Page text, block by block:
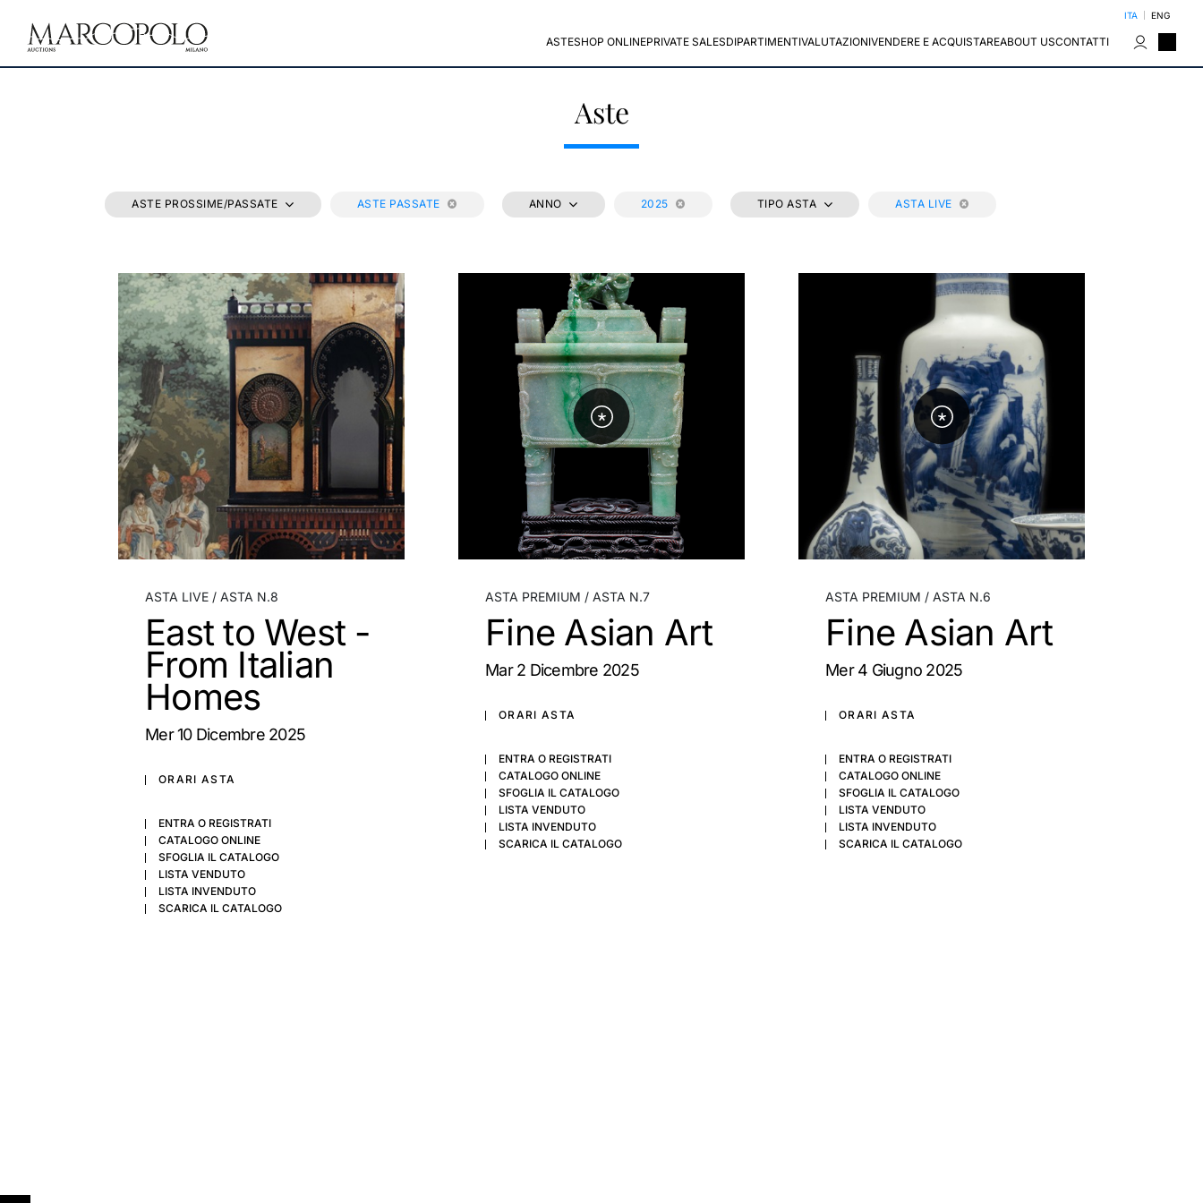
ITA ENG
ASTESHOP ONLINEPRIVATE SALESDIPARTIMENTIVALUTAZIONIVENDERE E ACQUISTAREABOUT USCONTATTI
Aste
ASTE PROSSIME/PASSATE ASTE PASSATE ANNO 2025 TIPO ASTA ASTA LIVE
ASTA LIVE ASTA N.8
East to West -
From Italian
Homes
mer10 Dicembre 2025
ORARI ASTA
ENTRA O REGISTRATI
CATALOGO ONLINE
SFOGLIA IL CATALOGO
LISTA VENDUTO
LISTA INVENDUTO
SCARICA IL CATALOGO
ASTA PREMIUM ASTA N.7
Fine Asian Art
mar2 Dicembre 2025
ORARI ASTA
ENTRA O REGISTRATI
CATALOGO ONLINE
SFOGLIA IL CATALOGO
LISTA VENDUTO
LISTA INVENDUTO
SCARICA IL CATALOGO
ASTA PREMIUM ASTA N.6
Fine Asian Art
mer4 Giugno 2025
ORARI ASTA
ENTRA O REGISTRATI
CATALOGO ONLINE
SFOGLIA IL CATALOGO
LISTA VENDUTO
LISTA INVENDUTO
SCARICA IL CATALOGO